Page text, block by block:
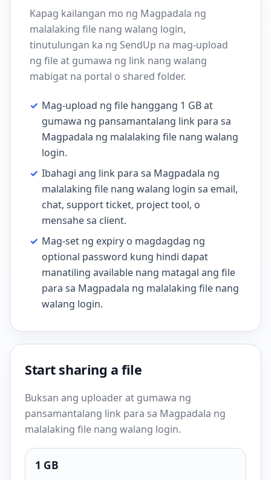
Kapag kailangan mo ng Magpadala ng
malalaking file nang walang login,
tinutulungan ka ng SendUp na mag-upload
ng file at gumawa ng link nang walang
mabigat na portal o shared folder.
✓ Mag-upload ng file hanggang 1 GB at
gumawa ng pansamantalang link para sa
Magpadala ng malalaking file nang walang
login.
✓ Ibahagi ang link para sa Magpadala ng
malalaking file nang walang login sa email,
chat, support ticket, project tool, o
mensahe sa client.
✓ Mag-set ng expiry o magdagdag ng
optional password kung hindi dapat
manatiling available nang matagal ang file
para sa Magpadala ng malalaking file nang
walang login.
Start sharing a file
Buksan ang uploader at gumawa ng
pansamantalang link para sa Magpadala ng
malalaking file nang walang login.
1 GB